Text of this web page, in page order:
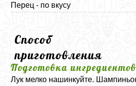
Перец - по вкусу
Способ
приготовления
Подготовка ингредиентов
Лук мелко нашинкуйте.